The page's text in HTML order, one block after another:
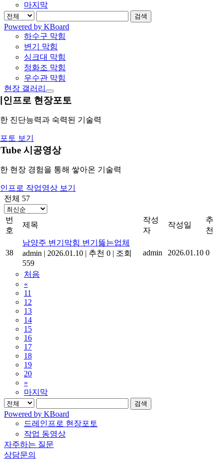
마지막
검색
Powered by KBoard
하수구 막힘
변기 막힘
싱크대 막힘
정화조 막힘
우수관 막힘
현장 갤러리
인프로 현장포토
진단능력과 숙력된 기술력
토 보기
시공영상
현장 경험을 통해 쌓아온 기술력
프로 작업영상 보기
전체 57
번
호
제목
작성
자
작성일
추
천
38
남양주 변기막힘 변기뚫는업체
admin | 2026.01.10 | 추천 0 | 조회
559
admin 2026.01.10 0
처음
«
11
12
13
14
15
16
17
18
19
20
»
마지막
검색
Powered by KBoard
드레인프로 현장포토
작업 동영상
자주하는 질문
상담문의